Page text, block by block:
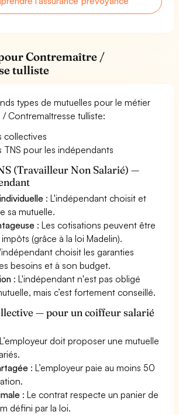
Contremaître /
tulliste
types de mutuelles pour le métier
Contremaîtresse tulliste:
collectives
TNS pour les indépendants
(Travailleur Non Salarié) —
: L'indépendant choisit et
sa mutuelle.
: Les cotisations peuvent être
(grâce à la loi Madelin).
choisit les garanties
besoins et à son budget.
: L'indépendant n'est pas obligé
mais c’est fortement conseillé.
— pour un coiffeur salarié
doit proposer une mutuelle
: L’employeur paie au moins 50
: Le contrat respecte un panier de
défini par la loi.